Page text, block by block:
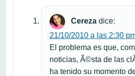
Cereza dice:
21/10/2010 a las 2:30
El problema es que,
noticias, Ã©sta de las
ha tenido su momento